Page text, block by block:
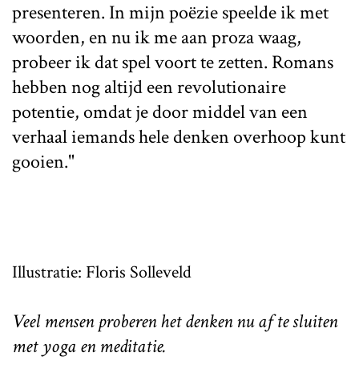
presenteren. In mijn poëzie speelde ik met
woorden, en nu ik me aan proza waag,
probeer ik dat spel voort te zetten. Romans
hebben nog altijd een revolutionaire
potentie, omdat je door middel van een
verhaal iemands hele denken overhoop kunt
gooien."
Illustratie: Floris Solleveld
Veel mensen proberen het denken nu af te sluiten
met yoga en meditatie.